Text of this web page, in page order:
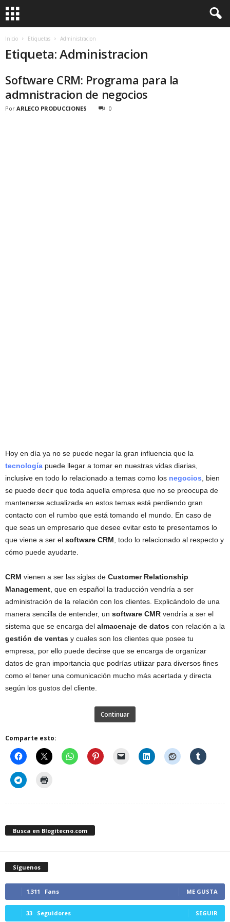
Inicio Etiquetas Administracion
Etiqueta: Administracion
Software CRM: Programa para la
admnistracion de negocios
Por ARLECO PRODUCCIONES 0
Hoy en día ya no se puede negar la gran influencia que la
tecnología puede llegar a tomar en nuestras vidas diarias,
inclusive en todo lo relacionado a temas como los negocios , bien
se puede decir que toda aquella empresa que no se preocupa de
mantenerse actualizada en estos temas está perdiendo gran
contacto con el rumbo que está tomando el mundo. En caso de
que seas un empresario que desee evitar esto te presentamos lo
que viene a ser el software CRM , todo lo relacionado al respecto y
cómo puede ayudarte.
CRM vienen a ser las siglas de Customer Relationship
Management , que en español la traducción vendría a ser
administración de la relación con los clientes. Explicándolo de una
manera sencilla de entender, un software CMR vendría a ser el
sistema que se encarga del almacenaje de datos con relación a la
gestión de ventas y cuales son los clientes que posee tu
empresa, por ello puede decirse que se encarga de organizar
datos de gran importancia que podrías utilizar para diversos fines
como el tener una comunicación mucho más acertada y directa
según los gustos del cliente.
Continuar
Comparte esto:
Busca en Blogitecno.com
Síguenos
1,311 Fans ME GUSTA
33 Seguidores SEGUIR